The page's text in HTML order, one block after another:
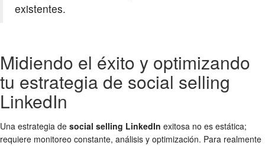
existentes.
Midiendo el éxito y optimizando
tu estrategia de social selling
LinkedIn
Una estrategia de social selling LinkedIn exitosa no es estática;
requiere monitoreo constante, análisis y optimización. Para realmente